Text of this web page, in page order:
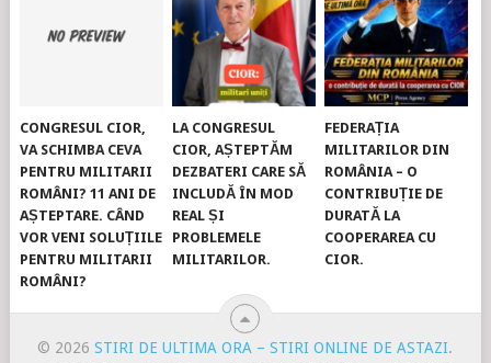
CONGRESUL CIOR,
VA SCHIMBA CEVA
PENTRU MILITARII
ROMÂNI? 11 ANI DE
AȘTEPTARE. CÂND
VOR VENI SOLUȚIILE
PENTRU MILITARII
ROMÂNI?
LA CONGRESUL
CIOR, AȘTEPTĂM
DEZBATERI CARE SĂ
INCLUDĂ ÎN MOD
REAL ȘI
PROBLEMELE
MILITARILOR.
FEDERAȚIA
MILITARILOR DIN
ROMÂNIA – O
CONTRIBUȚIE DE
DURATĂ LA
COOPERAREA CU
CIOR.
© 2026STIRI DE ULTIMA ORA – STIRI ONLINE DE ASTAZI.